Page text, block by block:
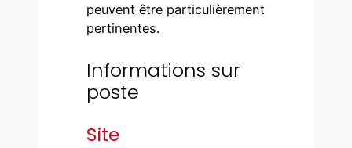
peuvent être particulièrement
pertinentes.
Informations sur
poste
Site